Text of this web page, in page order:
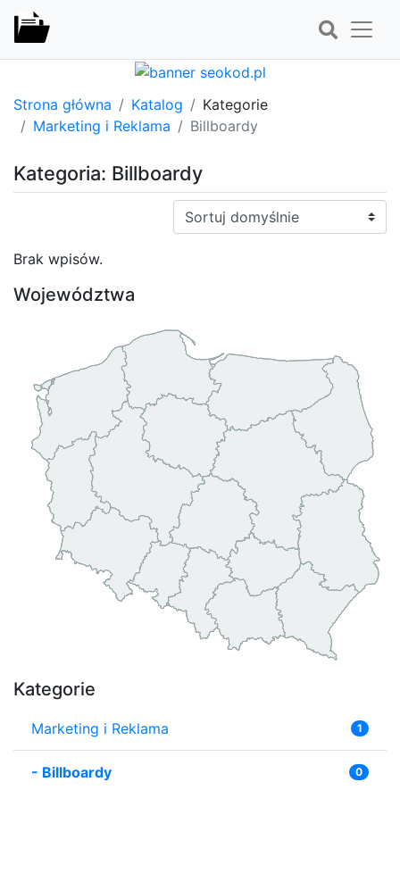
Strona główna Katalog
Kategorie
Marketing i Reklama
Billboardy
Kategoria: Billboardy
Sortuj:
Brak wpisów.
Województwa
Kategorie
Marketing i Reklama 1
- Billboardy 0